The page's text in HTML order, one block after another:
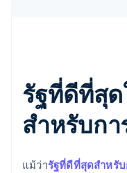
รัฐที่ดีที่สุด
สำหรับก
แม้ว่ารัฐที่ดีที่สุดสำหรั